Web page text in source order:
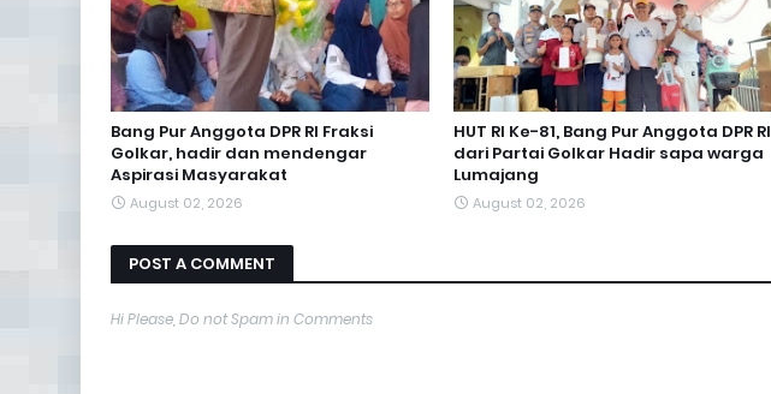
Bang Pur Anggota DPR RI Fraksi
Golkar, hadir dan mendengar
Aspirasi Masyarakat
August 02, 2026
HUT RI Ke-81, Bang Pur Anggota DPR RI
dari Partai Golkar Hadir sapa warga
Lumajang
August 02, 2026
POST A COMMENT
Hi Please, Do not Spam in Comments